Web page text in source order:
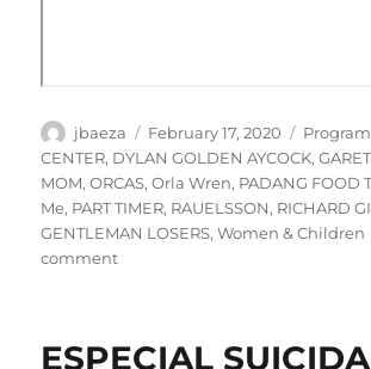
Author
jbaeza
Posted
on
February 17, 2020
CENTER, DYLAN GOLDEN AYCOCK,
MOM,ORCAS,Orla Wren, PADANG FOOD
Me, PART TIMER, RAUELSSON, RICHARD
GENTLEMAN LOSERS,Women & Children
commenton
#3.
ESPECIAL